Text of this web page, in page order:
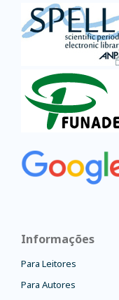
Informações
Para Leitores
Para Autores